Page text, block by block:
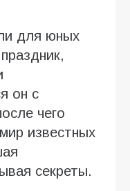
для юных
он с
чего
известных
секреты.